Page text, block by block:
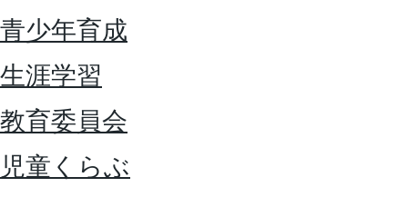
青少年育成
生涯学習
教育委員会
児童くらぶ